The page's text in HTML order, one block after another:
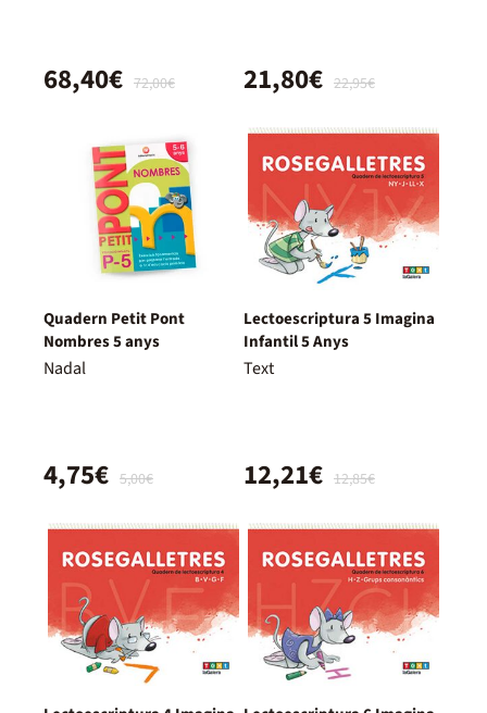
72,00€
68,40€ 22,95€
21,80€
Quadern Petit Pont
Nombres 5 anys
Nadal
5,00€
4,75€
Lectoescriptura 5 Imagina
Infantil 5 Anys
Text
12,85€
12,21€